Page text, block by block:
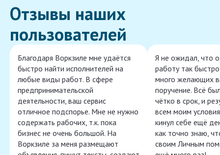
Отзывы наших
пользователей
Благодаря Воркзиле мне удаётся
быстро найти исполнителей на
любые виды работ. В сфере
предпринимательской
деятельности, ваш сервис
отличное подспорье. Мне не нужно
содержать рабочих, т.к. пока
бизнес не очень большой. На
Воркзиле за меня размещают
Я не ожидал, что
работу так
много желающих
поручение. Всё
чётко в срок, и
всем моим
кинул себе ещё
как точно знаю,
своим Личным